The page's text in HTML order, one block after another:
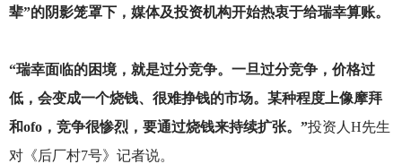
辈”的阴影笼罩下，媒体及投资机构开始热衷于给瑞幸算账。
“瑞幸面临的困境，就是过分竞争。一旦过分竞争，价格过
低，会变成一个烧钱、很难挣钱的市场。某种程度上像摩拜
和ofo，竞争很惨烈，要通过烧钱来持续扩张。”投资人H先生
对《后厂村7号》记者说。